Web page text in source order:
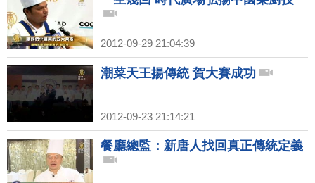
2012-09-29 21:04:39
潮菜天王揚傳統 賀大賽成功
2012-09-23 21:14:21
餐廳總監：新唐人找回真正傳統定義